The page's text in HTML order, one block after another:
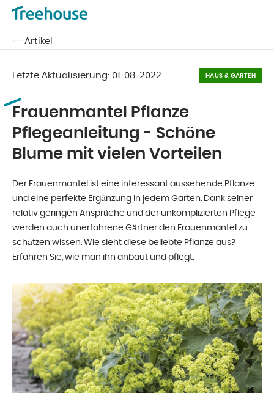
Artikel
Letzte Aktualisierung: 01-08-2022 HAUS & GARTEN
Frauenmantel Pflanze
Pflegeanleitung - Schöne
Blume mit vielen Vorteilen
Der Frauenmantel ist eine interessant aussehende Pflanze
und eine perfekte Ergänzung in jedem Garten. Dank seiner
relativ geringen Ansprüche und der unkomplizierten Pflege
werden auch unerfahrene Gärtner den Frauenmantel zu
schätzen wissen. Wie sieht diese beliebte Pflanze aus?
Erfahren Sie, wie man ihn anbaut und pflegt.